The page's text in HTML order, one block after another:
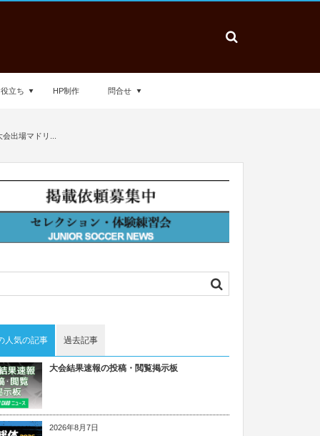
立ち HP制作 問合せ
出場マドリ...
人気の記事 過去記事
大会結果速報の投稿・閲覧掲示板
2026年8月7日